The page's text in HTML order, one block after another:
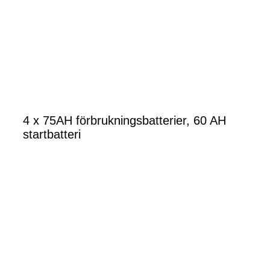
4 x 75AH förbrukningsbatterier, 60 AH
startbatteri